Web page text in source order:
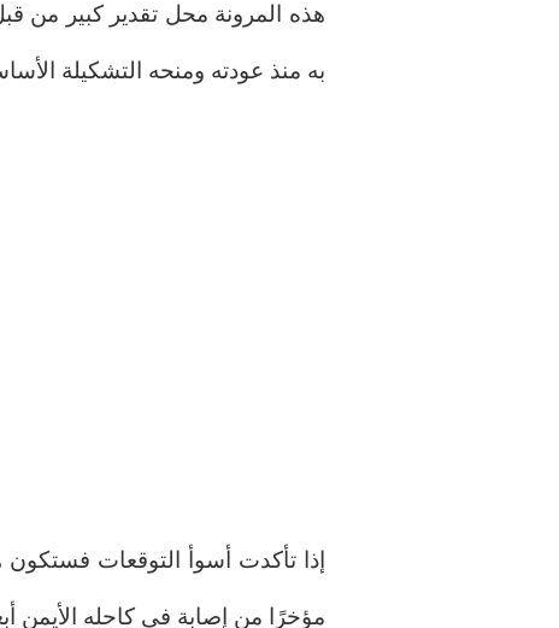
هذه المرونة محل تقدير كبير من
به منذ عودته ومنحه التشكيلة
إذا تأكدت أسوأ التوقعات فستكون
مؤخرًا من إصابة في كاحله الأيمن